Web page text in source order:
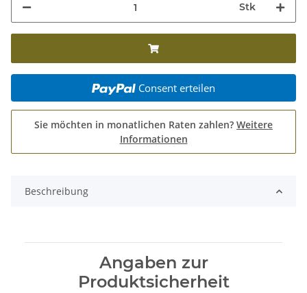
Stk
Consent erteilen
Sie möchten in monatlichen Raten zahlen? Weitere
Informationen
Beschreibung
Angaben zur
Produktsicherheit